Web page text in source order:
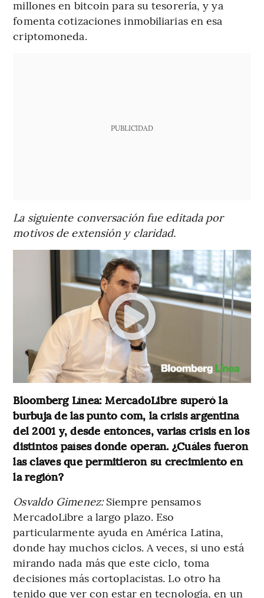
millones en bitcoin para su tesorería, y ya
fomenta cotizaciones inmobiliarias en esa
criptomoneda.
PUBLICIDAD
La siguiente conversación fue editada por
motivos de extensión y claridad.
Bloomberg Línea: MercadoLibre superó la
burbuja de las punto com, la crisis argentina
del 2001 y, desde entonces, varias crisis en los
distintos países donde operan. ¿Cuáles fueron
las claves que permitieron su crecimiento en
la región?
Osvaldo Gimenez:Siempre pensamos
MercadoLibre a largo plazo. Eso
particularmente ayuda en América Latina,
donde hay muchos ciclos. A veces, si uno está
mirando nada más que este ciclo, toma
decisiones más cortoplacistas. Lo otro ha
tenido que ver con estar en tecnología, en un